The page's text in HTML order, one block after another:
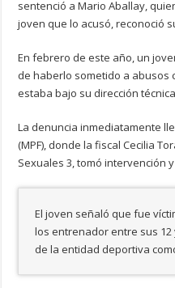
sentenció a Mario Aballay,
joven que lo acusó, reconoció
En febrero de este año, un
de haberlo sometido a abusos
estaba bajo su dirección
La denuncia inmediatamente
(MPF), donde la fiscal Cecilia
Sexuales 3, tomó intervención
El joven señaló que fue
los entrenador entre sus
de la entidad deportiva